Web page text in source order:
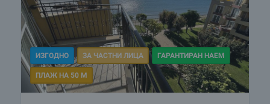
ИЗГОДНО ЗА ЧАСТНИ ЛИЦА ГАРАНТИРАН НАЕМ
ПЛАЖ НА 50 М